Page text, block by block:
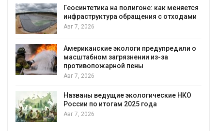
полигоне: как меняется
обращения с отходами
предупредили о
из-за
пены
экологические НКО
2025 года
Авг 7, 2026
уборку
Авг 7, 2026
воды
Авг 6, 2026